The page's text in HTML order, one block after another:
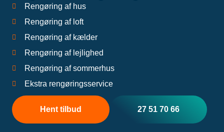
Rengøring af hus
Rengøring af loft
Rengøring af kælder
Rengøring af lejlighed
Rengøring af sommerhus
Ekstra rengøringsservice
Hent tilbud 27 51 70 66